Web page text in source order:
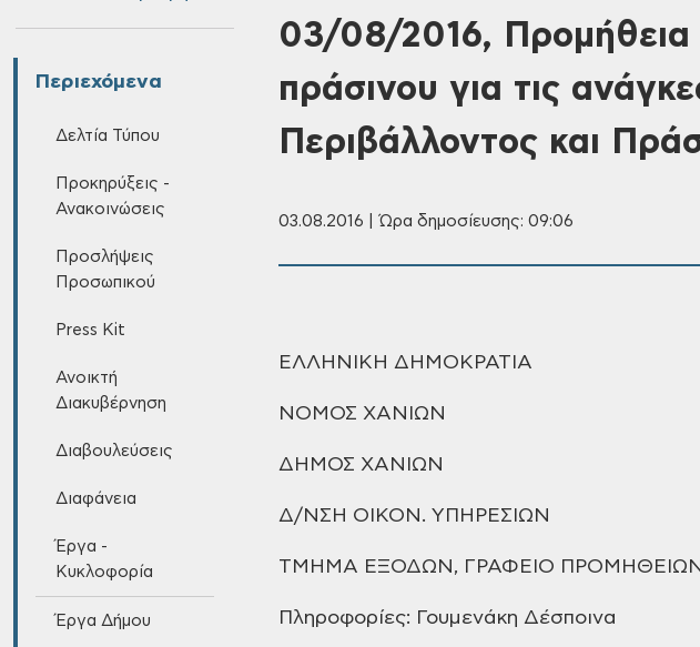
Περιεχόμενα
Δελτία Τύπου
Προκηρύξεις -
Ανακοινώσεις
Προσλήψεις
Προσωπικού
Press Kit
Ανοικτή
Διακυβέρνηση
Διαβουλεύσεις
Διαφάνεια
Έργα -
Κυκλοφορία
Έργα Δήμου
03/08/2016, Προμήθεια
πράσινου για τις
Περιβάλλοντος και
03.08.2016 | Ώρα δημοσίευσης: 09:06
ΕΛΛΗΝΙΚΗ ΔΗΜΟΚΡΑΤΙΑ
ΝΟΜΟΣ ΧΑΝΙΩΝ
ΔΗΜΟΣ ΧΑΝΙΩΝ
Δ/ΝΣΗ ΟΙΚΟΝ. ΥΠΗΡΕΣΙΩΝ
ΤΜΗΜΑ ΕΞΟΔΩΝ, ΓΡΑΦΕΙΟ ΠΡΟΜΗΘΕΙΩΝ
Πληροφορίες: Γουμενάκη Δέσποινα